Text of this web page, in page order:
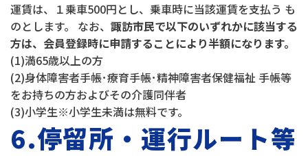
運賃は、１乗車500円とし、乗車時に当該運賃を支払う も
のとします。 なお、 諏訪市民で以下のいずれかに該当する
方は、会員登録時に申請することにより半額になります。
(1)満65歳以上の方
(2)身体障害者手帳･療育手帳･精神障害者保健福祉 手帳等
をお持ちの方およびその介護同伴者
(3)小学生※小学生未満は無料です。
6.停留所・運行ルート等